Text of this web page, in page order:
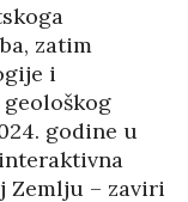
zatim
i
godine u
Zemlju – zaviri